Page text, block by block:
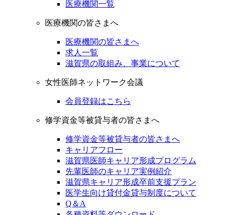
医療機関一覧
医療機関の皆さまへ
医療機関の皆さまへ
求人一覧
滋賀県の取組み、事業について
女性医師ネットワーク会議
会員登録はこちら
修学資金等被貸与者の皆さまへ
修学資金等被貸与者の皆さまへ
キャリアフロー
滋賀県医師キャリア形成プログラム
先輩医師のキャリア実例紹介
滋賀県キャリア形成卒前支援プラン
医学生向け貸付金貸与制度について
Q＆A